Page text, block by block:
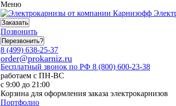
Меню
Заказать
Позвонить
Перезвонить?
8 (499) 638-25-37
order@prokarniz.ru
Бесплатный звонок по РФ 8 (800) 600-23-38
работаем с ПН-ВС
с 9:00 до 21:00
Корзина для оформления заказа электрокарнизов
Портфолио